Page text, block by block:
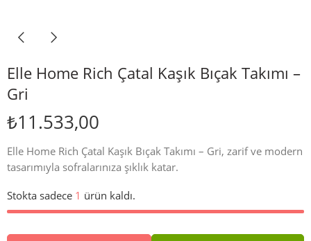
Elle Home Rich Çatal Kaşık Bıçak Takımı –
Gri
₺11.533,00
Elle Home Rich Çatal Kaşık Bıçak Takımı – Gri, zarif ve modern
tasarımıyla sofralarınıza şıklık katar.
Stokta sadece 1 ürün kaldı.